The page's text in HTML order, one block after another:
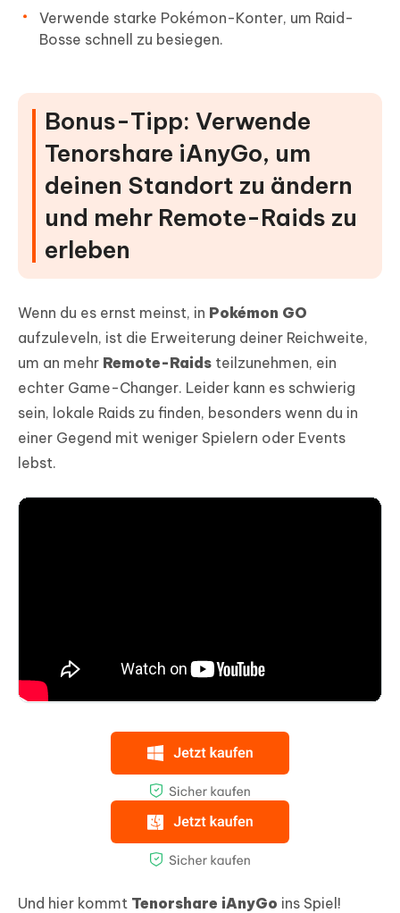
Verwende starke Pokémon-Konter, um Raid-
Bosse schnell zu besiegen.
Bonus-Tipp: Verwende
Tenorshare iAnyGo, um
deinen Standort zu ändern
und mehr Remote-Raids zu
erleben
Wenn du es ernst meinst, in Pokémon GO
aufzuleveln, ist die Erweiterung deiner Reichweite,
um an mehr Remote-Raids teilzunehmen, ein
echter Game-Changer. Leider kann es schwierig
sein, lokale Raids zu finden, besonders wenn du in
einer Gegend mit weniger Spielern oder Events
lebst.
Und hier kommt Tenorshare iAnyGo ins Spiel!